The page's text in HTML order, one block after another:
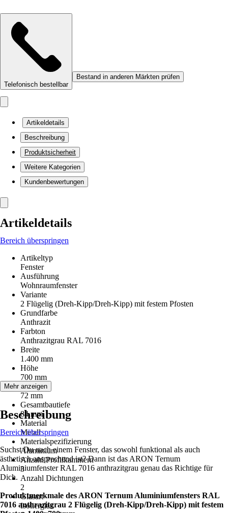
Telefonisch bestellbar
Bestand in anderen Märkten prüfen
Artikeldetails
Beschreibung
Produktsicherheit
Weitere Kategorien
Kundenbewertungen
Artikeldetails
Bereich überspringen
Artikeltyp
Fenster
Ausführung
Wohnraumfenster
Variante
2 Flügelig (Dreh-Kipp/Dreh-Kipp) mit festem Pfosten
Grundfarbe
Anthrazit
Farbton
Anthrazitgrau RAL 7016
Breite
1.400 mm
Höhe
700 mm
Bautiefe
72 mm
Gesamtbautiefe
84 mm
Material
Metall
Materialspezifizierung
Aluminium
Anzahl Profilkammern
3
Anzahl Dichtungen
2
Glasart
Isolierglas
Mehr anzeigen
Beschreibung
Bereich überspringen
Suchst Du nach einem Fenster, das sowohl funktional als auch
ästhetisch ansprechend ist? Dann ist das ARON Ternum
Aluminiumfenster RAL 7016 anthrazitgrau genau das Richtige für
Dich.
Produktmerkmale des ARON Ternum Aluminiumfensters RAL
7016 anthrazitgrau 2 Flügelig (Dreh-Kipp/Dreh-Kipp) mit festem